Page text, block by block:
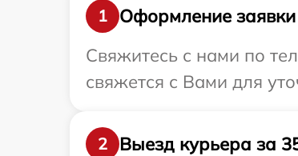
1
Оформление заявки
Свяжитесь с нами по
свяжется с Вами для
2
Выезд курьера за